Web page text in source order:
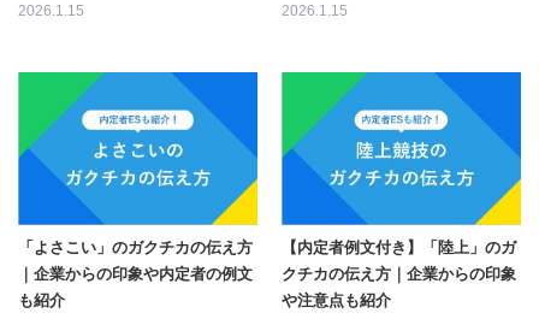
2026.1.15 2026.1.15
「よさこい」のガクチカの伝え方
｜企業からの印象や内定者の例文
も紹介
【内定者例文付き】「陸上」のガ
クチカの伝え方｜企業からの印象
や注意点も紹介